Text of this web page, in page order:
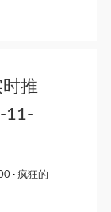
推
11-
疯狂的